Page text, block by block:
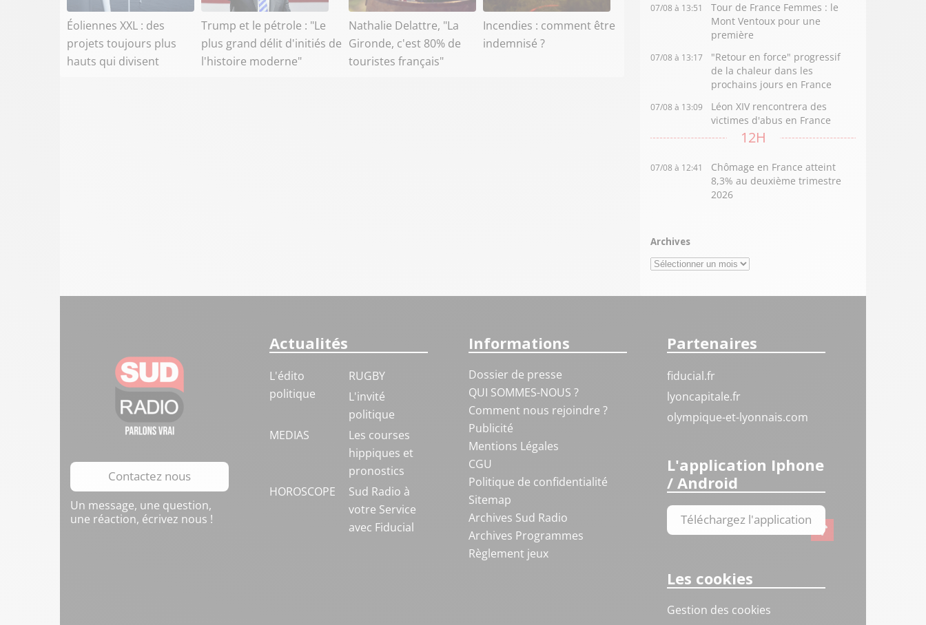
Éoliennes XXL : des
projets toujours plus
hauts qui divisent
Trump et le pétrole : "Le
plus grand délit d'initiés de
l'histoire moderne"
Nathalie Delattre, "La
Gironde, c'est 80% de
touristes français"
Incendies : comment être
indemnisé ?
07/08 à 13:51
Tour de France Femmes : le
Mont Ventoux pour une
première
07/08 à 13:17
"Retour en force" progressif
de la chaleur dans les
prochains jours en France
07/08 à 13:09
Léon XIV rencontrera des
victimes d'abus en France
12H
07/08 à 12:41
Chômage en France atteint
8,3% au deuxième trimestre
2026
Archives
Archives
Contactez nous
Un message, une question,
une réaction, écrivez nous !
Actualités
L'édito
politique
RUGBY
L'invité
politique
MEDIAS
Les courses
hippiques et
pronostics
HOROSCOPE
Sud Radio à
votre Service
avec Fiducial
Informations
Dossier de presse
QUI SOMMES-NOUS ?
Comment nous rejoindre ?
Publicité
Mentions Légales
CGU
Politique de confidentialité
Sitemap
Archives Sud Radio
Archives Programmes
Règlement jeux
Partenaires
fiducial.fr
lyoncapitale.fr
olympique-et-lyonnais.com
L'application Iphone
/ Android
Téléchargez l'application
Les cookies
Gestion des cookies